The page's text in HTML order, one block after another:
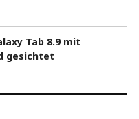
Tab 8.9 mit
gesichtet